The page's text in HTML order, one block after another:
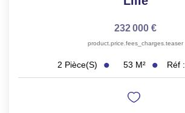
232 000 €
product.price.fees_charges.teaser
2 Pièce(s) 53 M² Réf :